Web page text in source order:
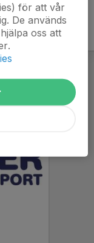
för att vår
De används
oss att